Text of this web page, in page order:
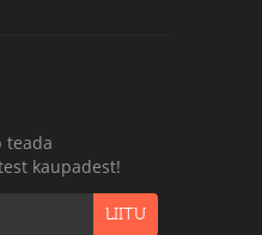
teada
kaupadest!
LIITU